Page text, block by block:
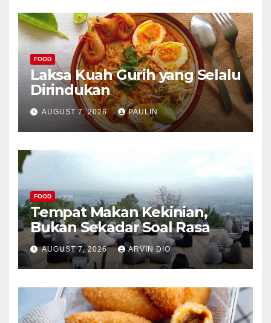
FOOD
Laksa Kuah Gurih yang Selalu
Dirindukan
AUGUST 7, 2026 PAULIN
FOOD
Tempat Makan Kekinian,
Bukan Sekadar Soal Rasa
AUGUST 7, 2026 ARVIN DIO